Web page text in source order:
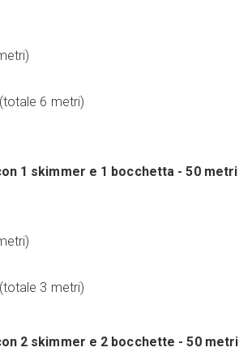
6 metri)
1 skimmer e 1 bocchetta - 50 metri
3 metri)
2 skimmer e 2 bocchette - 50 metri